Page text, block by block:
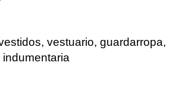
vestuario, guardarropa,